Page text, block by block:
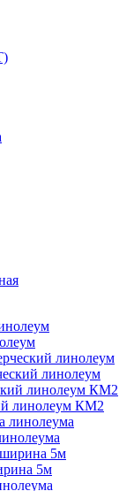
линолеум
линолеум КМ2
5м